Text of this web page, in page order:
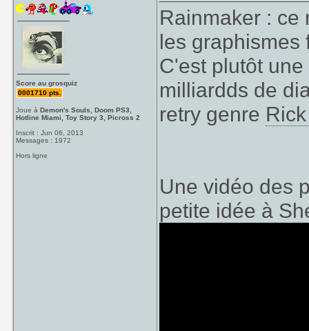
Score au grosquiz
0001710 pts.
Joue àDemon's Souls, Doom PS3,
Hotline Miami, Toy Story 3, Picross 2
Inscrit : Jun 06, 2013
Messages : 1972
Hors ligne
Rainmaker : ce
les graphismes
C'est plutôt
milliardds de
retry genre
Une vidéo des
petite idée à